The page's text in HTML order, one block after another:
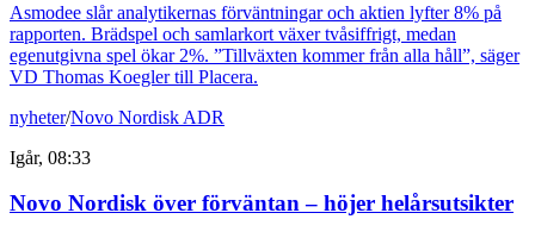
Asmodee slår analytikernas förväntningar och aktien lyfter 8% på
rapporten. Brädspel och samlarkort växer tvåsiffrigt, medan
egenutgivna spel ökar 2%. ”Tillväxten kommer från alla håll”, säger
VD Thomas Koegler till Placera.
nyheter/Novo Nordisk ADR
Igår, 08:33
Novo Nordisk över förväntan – höjer helårsutsikter